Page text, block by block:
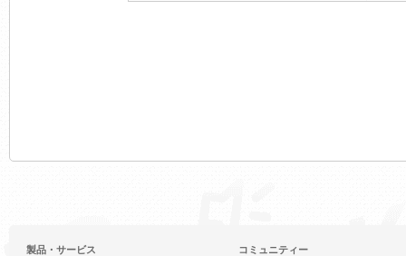
製品・サービス コミュニティー